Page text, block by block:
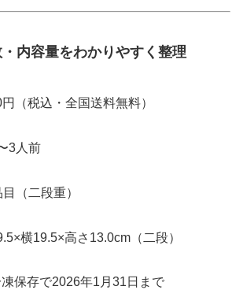
内容量をわかりやすく整理
円（税込・全国送料無料）
3人前
目（二段重）
横19.5×高さ13.0cm（二段）
凍保存で2026年1月31日まで